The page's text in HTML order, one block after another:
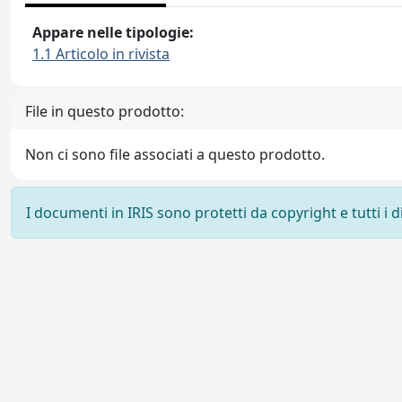
Appare nelle tipologie:
1.1 Articolo in rivista
File in questo prodotto:
Non ci sono file associati a questo prodotto.
I documenti in IRIS sono protetti da copyright e tutti i